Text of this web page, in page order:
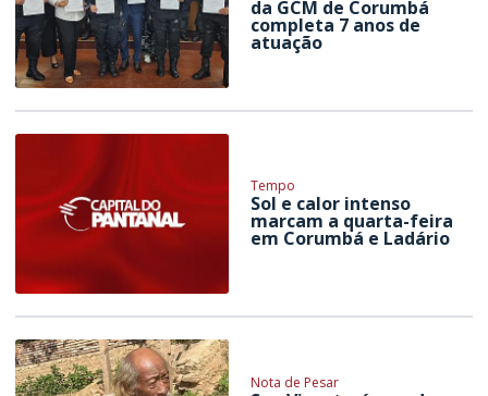
da GCM de Corumbá
completa 7 anos de
atuação
Tempo
Sol e calor intenso
marcam a quarta-feira
em Corumbá e Ladário
Nota de Pesar